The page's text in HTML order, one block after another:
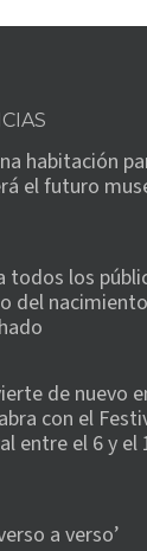
habitación
el futuro
todos los
del nacimiento
de nuevo
con el
entre el 6 y el
a verso’